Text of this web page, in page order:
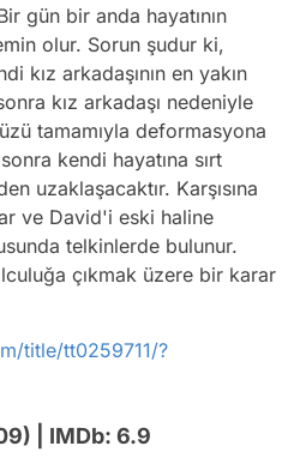
gün bir anda hayatının
emin olur. Sorun şudur ki,
kız arkadaşının en yakın
kız arkadaşı nedeniyle
tamamıyla deformasyona
kendi hayatına sırt
uzaklaşacaktır. Karşısına
ve David'i eski haline
telkinlerde bulunur.
çıkmak üzere bir karar
title/tt0259711/?
| IMDb: 6.9